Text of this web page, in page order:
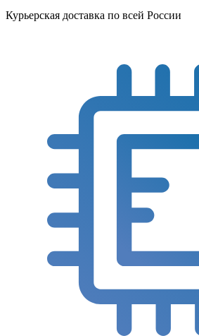
Курьерская доставка по всей России